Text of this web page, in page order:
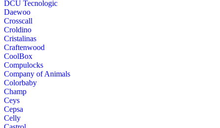
DCU Tecnologic
Daewoo
Crosscall
Croldino
Cristalinas
Craftenwood
CoolBox
Compulocks
Company of Animals
Colorbaby
Champ
Ceys
Cepsa
Celly